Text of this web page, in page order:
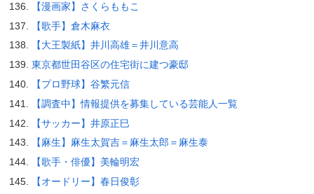
【漫画家】さくらももこ
【歌手】倉木麻衣
【大王製紙】井川高雄＝井川意高
東京都世田谷区の住宅街に建つ豪邸
【プロ野球】谷繁元信
【調査中】情報提供を募集している芸能人一覧
【サッカー】井原正巳
【麻生】麻生太賀吉＝麻生太郎＝麻生泰
【歌手・俳優】美輪明宏
【オードリー】春日俊彰